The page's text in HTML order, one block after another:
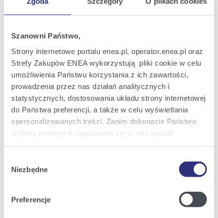
Szanowni Państwo,
Strony internetowe portalu enea.pl, operator.enea.pl oraz
Strefy Zakupów ENEA wykorzystują pliki cookie w celu
umożliwienia Państwu korzystania z ich zawartości,
prowadzenia przez nas działań analitycznych i
statystycznych, dostosowania układu strony internetowej
do Państwa preferencji, a także w celu wyświetlania
spersonalizowanych treści. Zanim dokonacie Państwo
wyboru prosimy o zapoznanie się w jaki sposób
Szczegółowe informacje na ten temat znajdziecie
Polityce
zgody
Niezbędne
Preferencje
14
15:18
Raport bieżący nr 42/2023
Informacja w sprawie wyniku aukcji rynku
lis
2023
14:52
Raport bieżący nr 41/2023
Odwołanie Członka Zarządu ENEA S.A.
17
lis
2023
Raport bieżący nr 40/2023
Informacja w sprawie wstępnych wyników
kwartał 2023 roku
Następna